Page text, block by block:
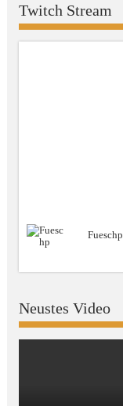
Twitch Stream
Fueschp
Neustes Video